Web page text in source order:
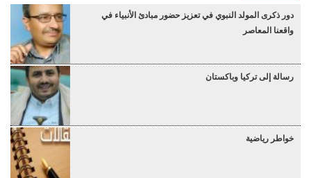
دور ذكرى المولد النبوي في تعزيز حضور مبادئ الأنبياء في
واقعنا المعاصر
رسالة إلى تركيا وباكستان
خواطر رياضية